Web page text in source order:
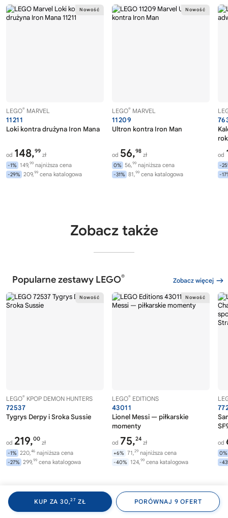
LEGO® MARVEL
11211
Loki kontra drużyna Iron Mana
od 148,99
zł
-1% 149,99 najniższa cena
-29% 209,99 cena katalogowa
LEGO® MARVEL
11209
Ultron kontra Iron Man
od 56,98
zł
0% 56,99 najniższa cena
-31% 81,99 cena katalogowa
rok
od
-
-
KUP ZA 30,27 ZŁ PORÓWNAJ 9 OFERT
Zobacz także
Popularne zestawy LEGO® Zobacz więcej
LEGO® KPOP DEMON HUNTERS
72537
Tygrys Derpy i Sroka Sussie
od 219,00
zł
-1% 220,46 najniższa cena
-27% 299,99 cena katalogowa
LEGO® EDITIONS
43011
Lionel Messi — piłkarskie
momenty
od 75,24
zł
+6% 71,29 najniższa cena
-40% 124,99 cena katalogowa
od
0%
-
Nowości LEGO Zobacz więcej